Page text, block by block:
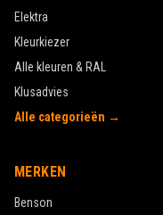
Elektra
Kleurkiezer
Alle kleuren & RAL
Klusadvies
Alle categorieën →
MERKEN
Benson